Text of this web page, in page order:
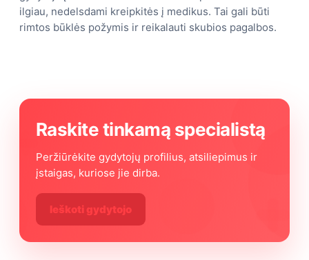
ilgiau, nedelsdami kreipkitės į medikus. Tai gali būti
rimtos būklės požymis ir reikalauti skubios pagalbos.
Raskite tinkamą specialistą
Peržiūrėkite gydytojų profilius, atsiliepimus ir
įstaigas, kuriose jie dirba.
Ieškoti gydytojo